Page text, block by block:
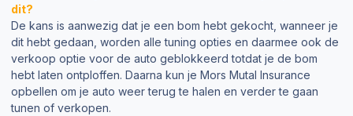
dit?
De kans is aanwezig dat je een bom hebt gekocht, wanneer je
dit hebt gedaan, worden alle tuning opties en daarmee ook de
verkoop optie voor de auto geblokkeerd totdat je de bom
hebt laten ontploffen. Daarna kun je Mors Mutal Insurance
opbellen om je auto weer terug te halen en verder te gaan
tunen of verkopen.